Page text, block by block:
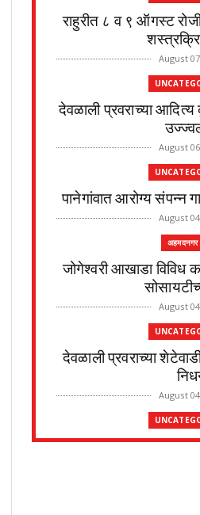
राहुरीत ८ व ९ ऑगस्ट
August
देवळाली प्रवराच्या
August
पानेगांवात आरोग्य संपन्न
August
अहमदनगर
जोगेश्वरी आखाडा विविध
August
देवळाली प्रवराच्या
August
मुकुंद चिलवंत यांनी